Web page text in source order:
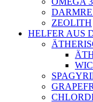
ZEOLITH
HELFER AUS